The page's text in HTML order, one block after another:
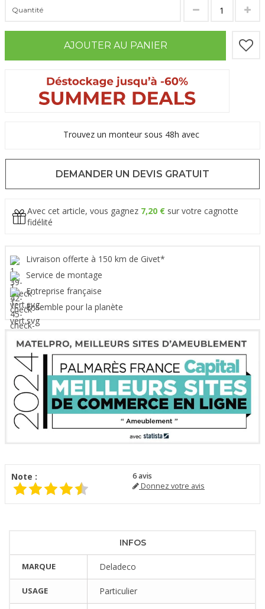
Quantité
AJOUTER AU PANIER
Trouvez un monteur sous 48h avec
DEMANDER UN DEVIS GRATUIT
Avec cet article, vous gagnez 7,20 € sur votre cagnotte
fidélité
Livraison offerte à 150 km de Givet*
Service de montage
Entreprise française
Ensemble pour la planète
Note : 6avis
Donnez votre avis
INFOS
MARQUE Deladeco
USAGE Particulier